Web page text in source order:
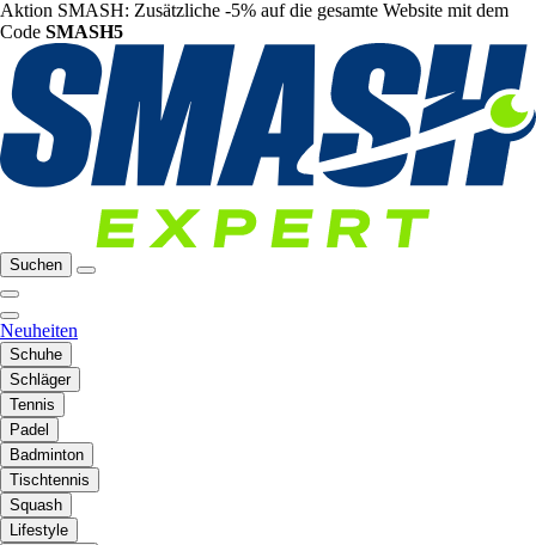
Aktion SMASH: Zusätzliche -5% auf die gesamte Website mit dem
Code SMASH5
Suchen
Neuheiten
Schuhe
Schläger
Tennis
Padel
Badminton
Tischtennis
Squash
Lifestyle